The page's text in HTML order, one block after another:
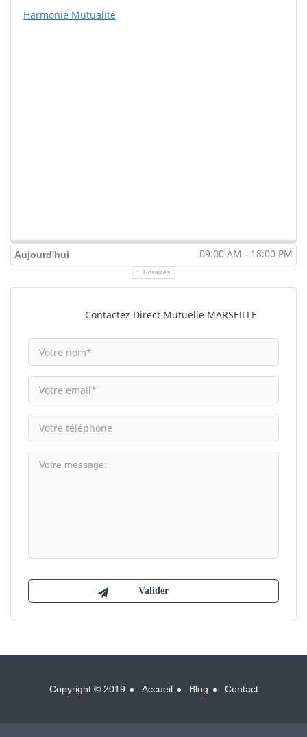
Harmonie Mutualité
Aujourd'hui 09:00 AM - 18:00 PM
Horaires
Contactez Direct Mutuelle MARSEILLE
Copyright © 2019 Accueil Blog Contact